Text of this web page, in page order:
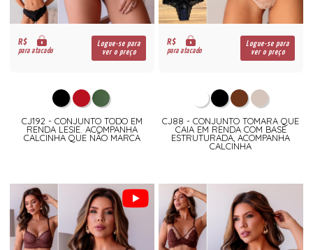
R$
para atacado
Logue-se para
ver o preço
CJ192 - CONJUNTO TODO EM
RENDA LESIE. ACOMPANHA
CALCINHA QUE NÃO MARCA
R$
para atacado
Logue-se para
ver o preço
CJ88 - CONJUNTO TOMARA QUE
CAIA EM RENDA COM BASE
ESTRUTURADA, ACOMPANHA
CALCINHA